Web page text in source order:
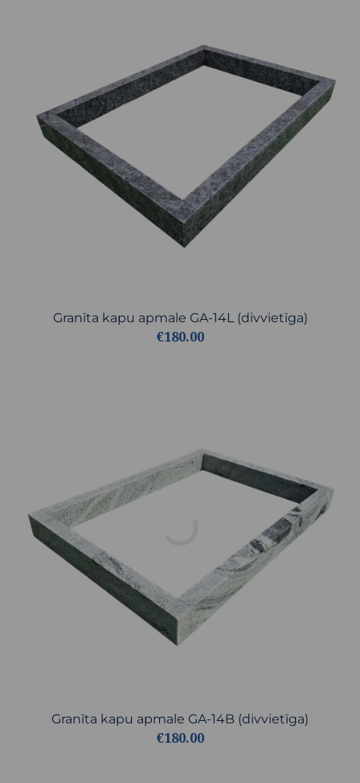
Granīta kapu apmale GA-14L (divvietīga)
€180.00
Granīta kapu apmale GA-14B (divvietīga)
€180.00